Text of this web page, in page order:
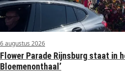
6 augustus 2026
Flower Parade Rijnsburg staat in
Bloemenonthaal’